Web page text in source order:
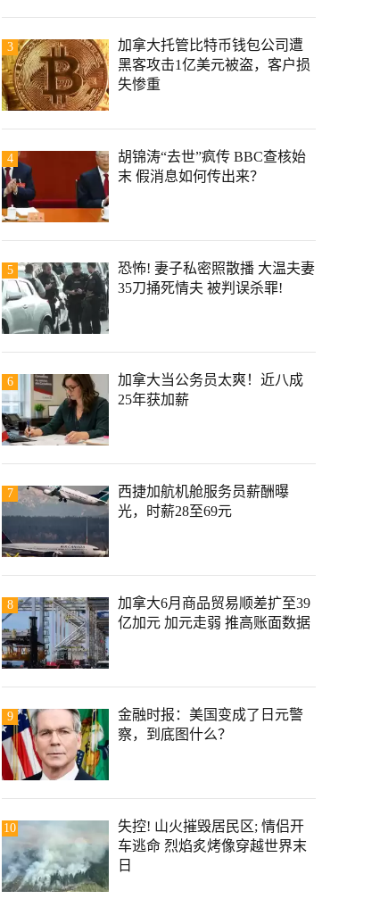
3
加拿大托管比特币钱包公司遭
黑客攻击1亿美元被盗，客户损
失惨重
4
胡锦涛“去世”疯传 BBC查核始
末 假消息如何传出来？
5
恐怖! 妻子私密照散播 大温夫妻
35刀捅死情夫 被判误杀罪!
6
加拿大当公务员太爽！近八成
25年获加薪
7
西捷加航机舱服务员薪酬曝
光，时薪28至69元
8
加拿大6月商品贸易顺差扩至39
亿加元 加元走弱 推高账面数据
9
金融时报：美国变成了日元警
察，到底图什么？
10
失控! 山火摧毁居民区; 情侣开
车逃命 烈焰炙烤像穿越世界末
日